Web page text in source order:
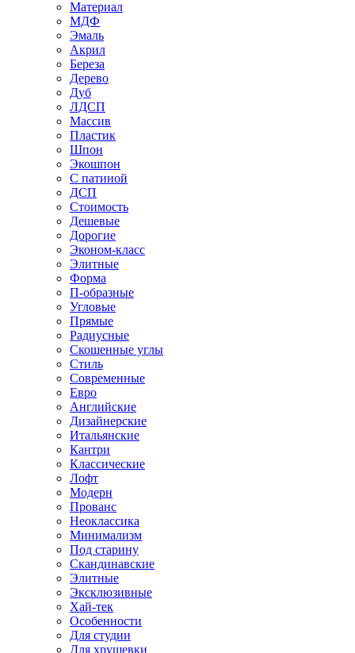
Материал
МДФ
Эмаль
Акрил
Береза
Дерево
Дуб
ЛДСП
Массив
Пластик
Шпон
Экошпон
С патиной
ДСП
Стоимость
Дешевые
Дорогие
Эконом-класс
Элитные
Форма
П-образные
Угловые
Прямые
Радиусные
Скошенные углы
Стиль
Современные
Евро
Английские
Дизайнерские
Итальянские
Кантри
Классические
Лофт
Модерн
Прованс
Неоклассика
Минимализм
Под старину
Скандинавские
Элитные
Эксклюзивные
Хай-тек
Особенности
Для студии
Для хрущевки